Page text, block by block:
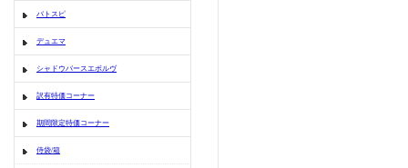
バトスピ
デュエマ
シャドウバースエボルヴ
訳有特価コーナー
期間限定特価コーナー
侍袋/箱